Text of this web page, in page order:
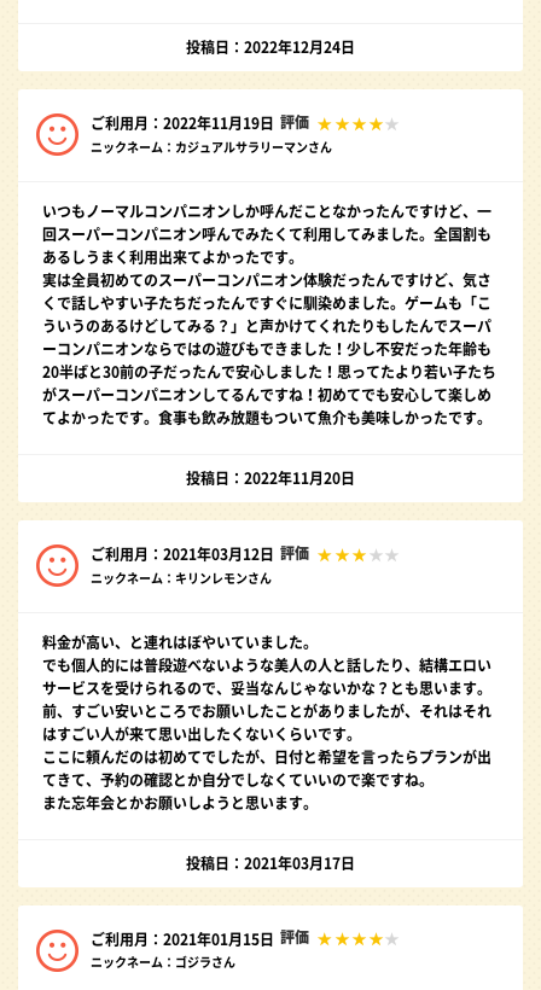
投稿日：2022年12月24日
ご利用月：2022年11月19日 評価
ニックネーム：カジュアルサラリーマンさん
いつもノーマルコンパニオンしか呼んだことなかったんですけど、一
回スーパーコンパニオン呼んでみたくて利用してみました。全国割も
あるしうまく利用出来てよかったです。
実は全員初めてのスーパーコンパニオン体験だったんですけど、気さ
くで話しやすい子たちだったんですぐに馴染めました。ゲームも「こ
ういうのあるけどしてみる？」と声かけてくれたりもしたんでスーパ
ーコンパニオンならではの遊びもできました！少し不安だった年齢も
20半ばと30前の子だったんで安心しました！思ってたより若い子たち
がスーパーコンパニオンしてるんですね！初めてでも安心して楽しめ
てよかったです。食事も飲み放題もついて魚介も美味しかったです。
投稿日：2022年11月20日
ご利用月：2021年03月12日 評価
ニックネーム：キリンレモンさん
料金が高い、と連れはぼやいていました。
でも個人的には普段遊べないような美人の人と話したり、結構エロい
サービスを受けられるので、妥当なんじゃないかな？とも思います。
前、すごい安いところでお願いしたことがありましたが、それはそれ
はすごい人が来て思い出したくないくらいです。
ここに頼んだのは初めてでしたが、日付と希望を言ったらプランが出
てきて、予約の確認とか自分でしなくていいので楽ですね。
また忘年会とかお願いしようと思います。
投稿日：2021年03月17日
ご利用月：2021年01月15日 評価
ニックネーム：ゴジラさん